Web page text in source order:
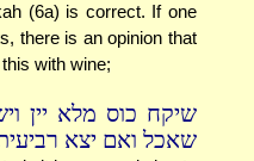
(6a) is correct. If one
there is an opinion that
with wine;
שיקח כוס מלא יין
שאכל ואם יצא